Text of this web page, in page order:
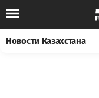
Новости Казахстана